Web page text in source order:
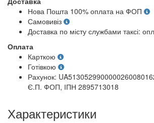
Нова Пошта 100% оплата на ФОП
Самовивіз
Доставка по місту службами таксі:
Оплата
Карткою
Готівкою
Рахунок:
Є.П. ФОП, ІПН 2895713018
Характеристики